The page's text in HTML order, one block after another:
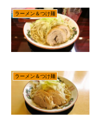
ラーメン＆つけ麺
ラーメン＆つけ麺